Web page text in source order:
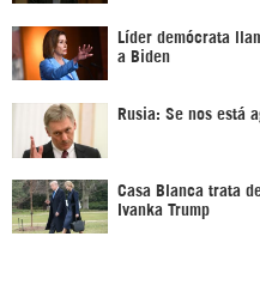
Líder demócrata
a Biden
Rusia: Se nos está
Casa Blanca trata
Ivanka Trump